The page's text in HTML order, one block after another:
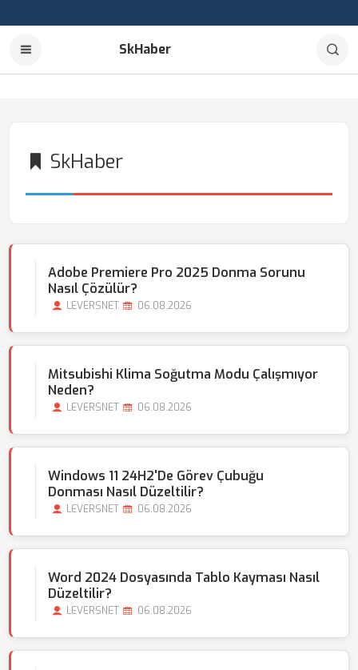
SkHaber
SkHaber
Adobe Premiere Pro 2025 Donma Sorunu
Nasıl Çözülür?
LEVERSNET 06.08.2026
Mitsubishi Klima Soğutma Modu Çalışmıyor
Neden?
LEVERSNET 06.08.2026
Windows 11 24H2'de Görev Çubuğu
Donması Nasıl Düzeltilir?
LEVERSNET 06.08.2026
Word 2024 Dosyasında Tablo Kayması Nasıl
Düzeltilir?
LEVERSNET 06.08.2026